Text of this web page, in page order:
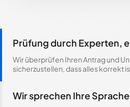
Prüfung durch Experten,
Wir überprüfen Ihren Antrag und
sicherzustellen, dass alles korrekt
Wir sprechen Ihre Sprache